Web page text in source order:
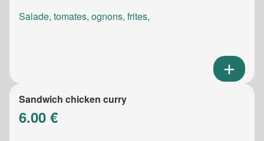
Salade, tomates, ognons, frites,
Sandwich chicken curry
6.00 €